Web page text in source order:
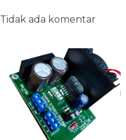
Tidak ada komentar